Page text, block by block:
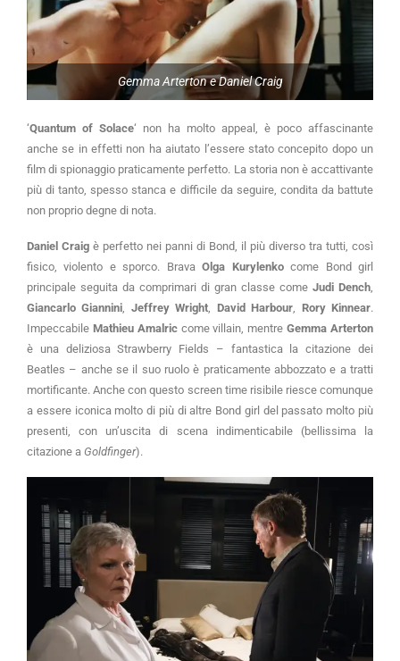
Gemma Arterton e Daniel Craig
‘Quantum of Solace‘ non ha molto appeal, è poco affascinante
anche se in effetti non ha aiutato l’essere stato concepito dopo un
film di spionaggio praticamente perfetto. La storia non è accattivante
più di tanto, spesso stanca e difficile da seguire, condita da battute
non proprio degne di nota.
Daniel Craig è perfetto nei panni di Bond, il più diverso tra tutti, così
fisico, violento e sporco. BravaOlga Kurylenkocome Bond girl
principale seguita da comprimari di gran classe come Judi Dench
Giancarlo Giannini
Jeffrey Wright David Harbour Rory Kinnear.
Impeccabile Mathieu Amalriccome villain, mentreGemma Arterton
è una deliziosa Strawberry Fields – fantastica la citazione dei
Beatles – anche se il suo ruolo è praticamente abbozzato e a tratti
mortificante. Anche con questo screen time risibile riesce comunque
a essere iconica molto di più di altre Bond girl del passato molto più
presenti, con un’uscita di scena indimenticabile (bellissima la
citazione a Goldfinger).